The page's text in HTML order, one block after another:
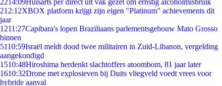
2214:09Huisarts per direct uit vak gezet om ernstig alcoholmisbruik
212:12XBOX platform krijgt zijn eigen "Platinum" achievements dit
jaar
1211:27Capibara's lopen Braziliaans parlementsgebouw Mato Grosso
binnen
5110:59Israël meldt dood twee militairen in Zuid-Libanon, vergelding
aangekondigd
1510:48Hiroshima herdenkt slachtoffers atoombom, 81 jaar later
1610:32Drone met explosieven bij Duits vliegveld voedt vrees voor
hybride aanval